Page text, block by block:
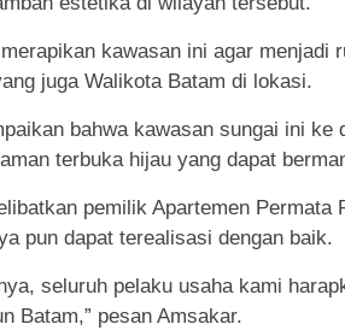
kawasan ini agar menjadi
juga Walikota Batam di lokasi.
bahwa kawasan sungai ini
terbuka hijau yang dapat
pemilik Apartemen Permata
pun dapat terealisasi dengan baik.
seluruh pelaku usaha kami
Batam,” pesan Amsakar.